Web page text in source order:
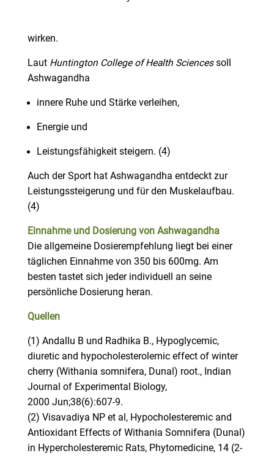
wirken.
Laut Huntington College of Health Sciencessoll
Ashwagandha
innere Ruhe und Stärke verleihen,
Energie und
Leistungsfähigkeit steigern. (4)
Auch der Sport hat Ashwagandha entdeckt zur
Leistungssteigerung und für den Muskelaufbau.
(4)
Einnahme und Dosierung von Ashwagandha
Die allgemeine Dosierempfehlung liegt bei einer
täglichen Einnahme von 350 bis 600mg. Am
besten tastet sich jeder individuell an seine
persönliche Dosierung heran.
Quellen
(1) Andallu B und Radhika B., Hypoglycemic,
diuretic and hypocholesterolemic effect of winter
cherry (Withania somnifera, Dunal) root., Indian
Journal of Experimental Biology,
2000 Jun;38(6):607-9.
(2) Visavadiya NP et al, Hypocholesteremic and
Antioxidant Effects of Withania Somnifera (Dunal)
in Hypercholesteremic Rats, Phytomedicine, 14 (2-